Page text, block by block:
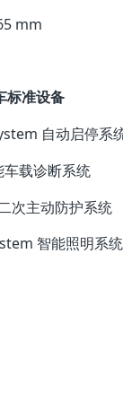
mm
标准设备
自动启停系
载诊断系统
次主动防护系统
智能照明系统